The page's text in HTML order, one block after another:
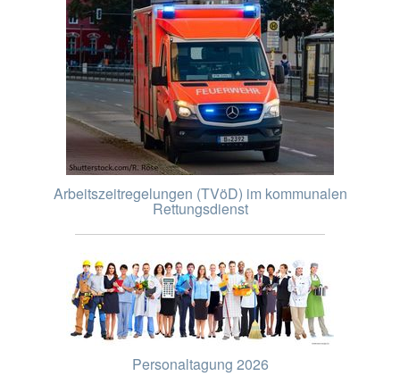
Arbeitszeitregelungen (TVöD) im kommunalen
Rettungsdienst
Personaltagung 2026